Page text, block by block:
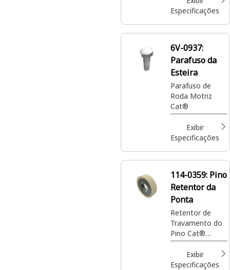
compatíveis
Especificações
6V-0937:
Parafuso da
Esteira
Parafuso de
Roda Motriz
Cat®
Exibir
Especificações
114-0359: Pino
Retentor da
Ponta
Retentor de
Travamento do
Pino Cat®
usado para
Ferramenta de
Penetração no
Exibir
Especificações